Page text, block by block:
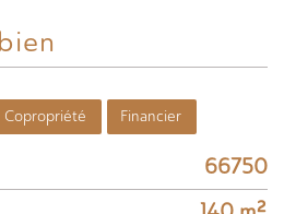
bien
Copropriété Financier
66750